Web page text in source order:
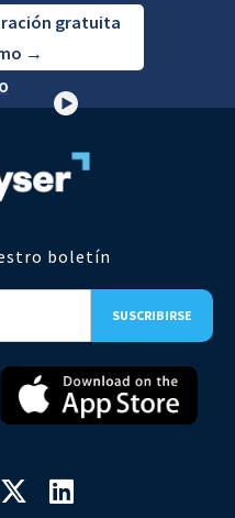
gratuita
→
boletín
 